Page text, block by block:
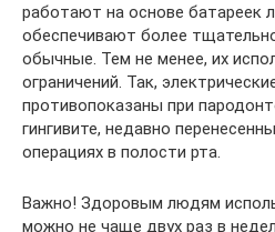
работают на основе батареек
обеспечивают более
обычные. Тем не менее, их
ограничений. Так,
противопоказаны при
гингивите, недавно
операциях в полости рта.
Важно! Здоровым людям
можно не чаще двух раз в